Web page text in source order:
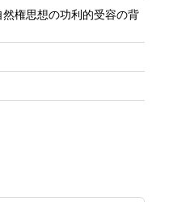
権思想の功利的受容の背